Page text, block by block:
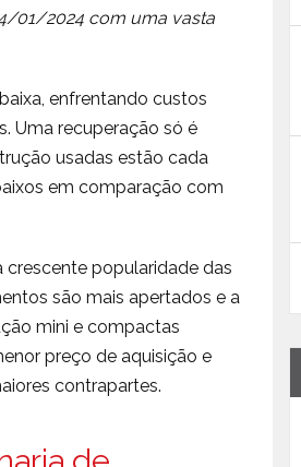
01/2024 com uma vasta
enfrentando custos
Uma recuperação só é
usadas estão cada
em comparação com
popularidade das
são mais apertados e a
mini e compactas
preço de aquisição e
contrapartes.